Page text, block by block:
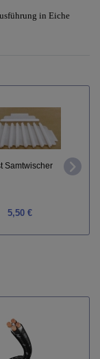
in Eiche
Samtwischer
5,50 €